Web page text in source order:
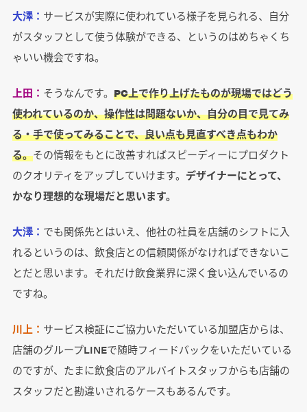
大澤： サービスが実際に使われている様子を見られる、自分
がスタッフとして使う体験ができる、というのはめちゃくち
ゃいい機会ですね。
上田： そうなんです。 PC上で作り上げたものが現場ではどう
使われているのか、操作性は問題ないか、自分の目で見てみ
る・手で使ってみることで、良い点も見直すべき点もわか
る。その情報をもとに改善すればスピーディーにプロダクト
のクオリティをアップしていけます。 デザイナーにとって、
かなり理想的な現場だと思います。
大澤： でも関係先とはいえ、他社の社員を店舗のシフトに入
れるというのは、飲食店との信頼関係がなければできないこ
とだと思います。それだけ飲食業界に深く食い込んでいるの
ですね。
川上： サービス検証にご協力いただいている加盟店からは、
店舗のグループLINEで随時フィードバックをいただいている
のですが、たまに飲食店のアルバイトスタッフからも店舗の
スタッフだと勘違いされるケースもあるんです。